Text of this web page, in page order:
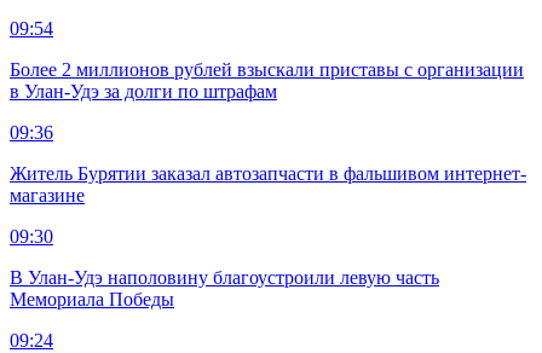
09:54
Более 2 миллионов рублей взыскали приставы с организации
в Улан-Удэ за долги по штрафам
09:36
Житель Бурятии заказал автозапчасти в фальшивом интернет-
магазине
09:30
В Улан-Удэ наполовину благоустроили левую часть
Мемориала Победы
09:24